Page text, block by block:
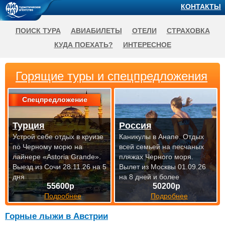
Горные лыжи в Австрии
Горящие туры и спецпредложения
Спецпредложение
55600р
Подробнее
Турция
Устрой себе отдых в круизе
по Черному морю на
лайнере «Astoria Grande».
Выезд из Сочи 28.11.26 на 5
дня
50200р
Подробнее
Россия
Каникулы в Анапе. Отдых
всей семьей на песчаных
пляжах Черного моря.
Вылет из Москвы 01.09.26
на 8 дней и более
КОНТАКТЫ
ПОИСК ТУРА АВИАБИЛЕТЫ ОТЕЛИ
СТРАХОВКА
КУДА ПОЕХАТЬ?
ИНТЕРЕСНОЕ